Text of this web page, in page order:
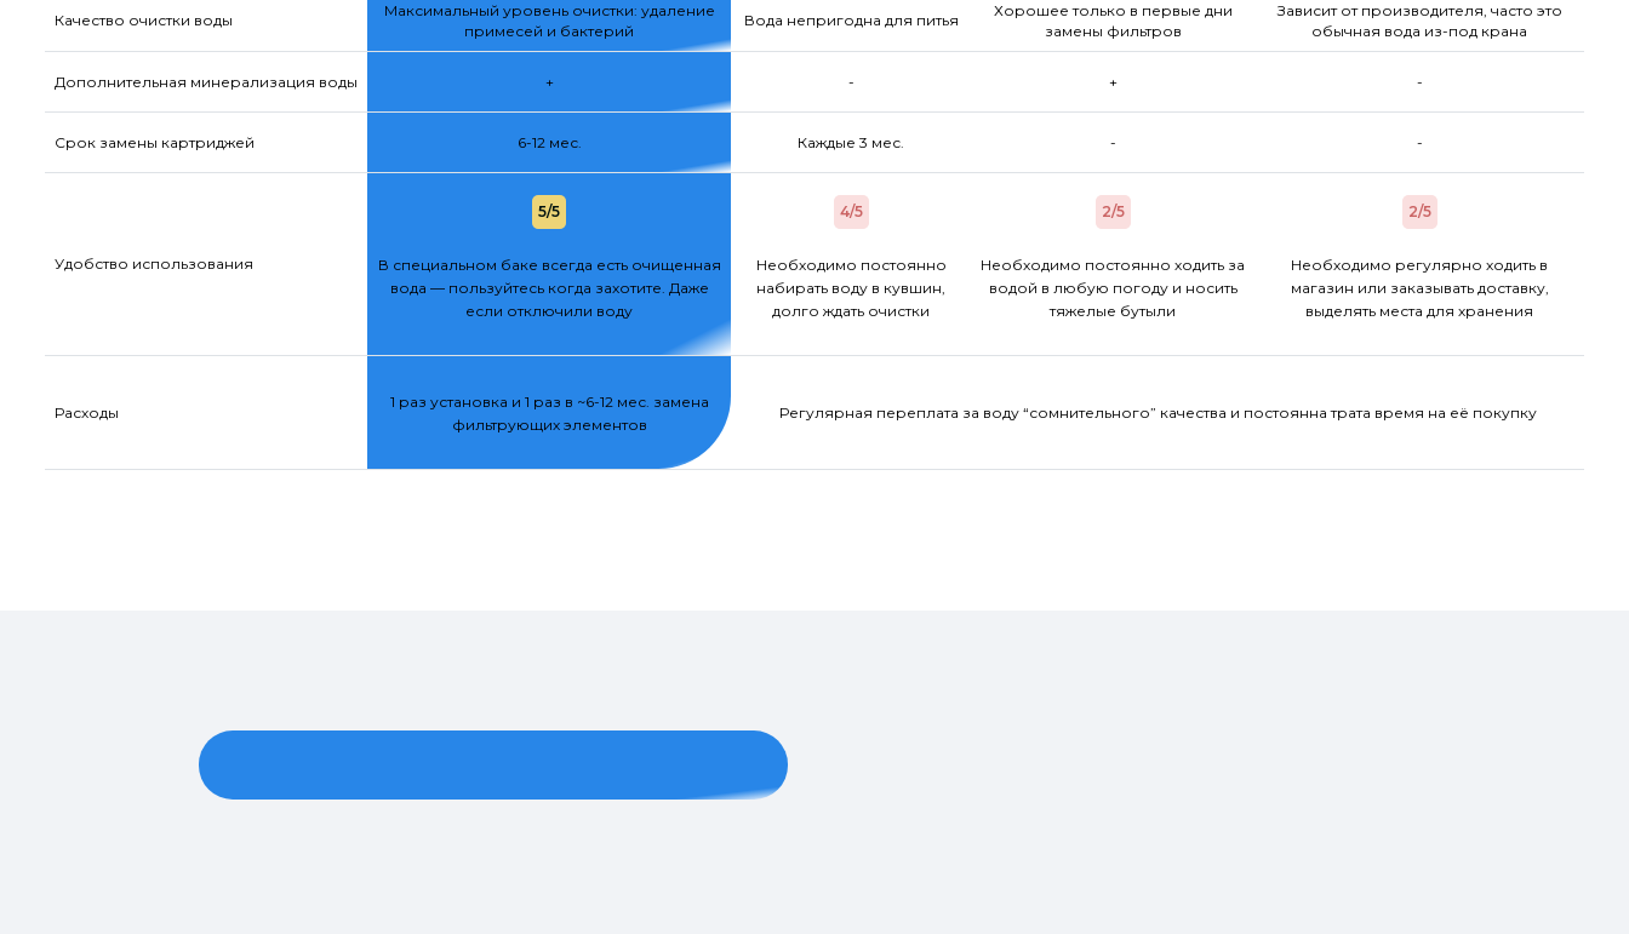
Качество очистки воды
Максимальный уровень очистки: удаление
примесей и бактерий
Вода непригодна для питья
Хорошее только в первые дни
замены фильтров
Зависит от производителя, часто это
обычная вода из-под крана
Дополнительная минерализация воды + - + -
Срок замены картриджей 6-12 мес. Каждые 3 мес. - -
Удобство использования
5/5
В специальном баке всегда есть очищенная
вода — пользуйтесь когда захотите. Даже
если отключили воду
4/5
Необходимо постоянно
набирать воду в кувшин,
долго ждать очистки
2/5
Необходимо постоянно ходить за
водой в любую погоду и носить
тяжелые бутыли
2/5
Необходимо регулярно ходить в
магазин или заказывать доставку,
выделять места для хранения
Расходы
1 раз установка и 1 раз в ~6-12 мес. замена
фильтрующих элементов
Регулярная переплата за воду “сомнительного” качества и постоянна трата время на её покупку